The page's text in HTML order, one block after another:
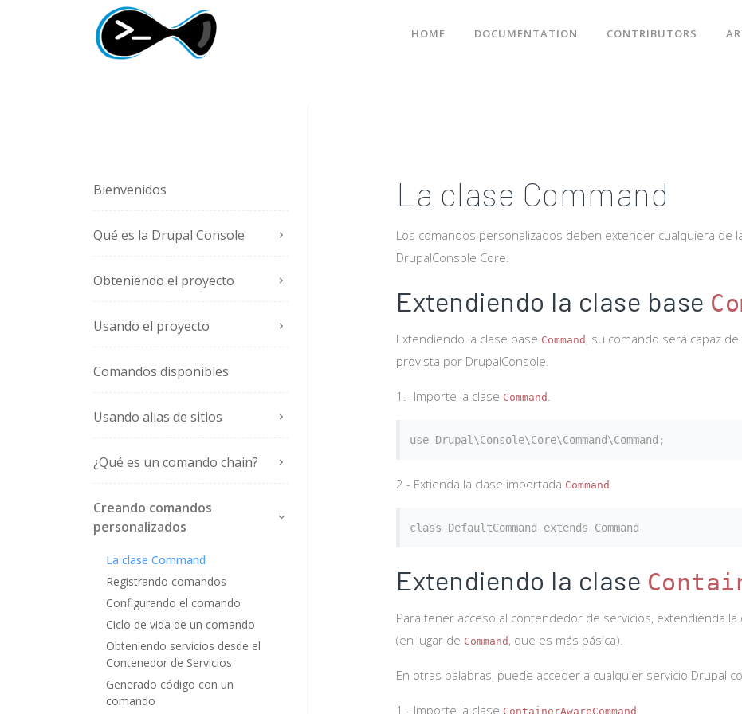
HOME DOCUMENTATION CONTRIBUTORS
Bienvenidos
Qué es la Drupal Console
Obteniendo el proyecto
Usando el proyecto
Comandos disponibles
Usando alias de sitios
¿Qué es un comando chain?
Creando comandos
personalizados
La clase Command
Registrando comandos
Configurando el comando
Ciclo de vida de un comando
Obteniendo servicios desde el
Contenedor de Servicios
Generado código con un
comando
La clase Command
Los comandos personalizados deben extender cualquiera de
DrupalConsole Core.
Extendiendo la clase base
Extendiendo la clase base Command , su comando será capaz
provista por DrupalConsole.
1.- Importe la clase Command
2.- Extienda la clase importada Command
Extendiendo la clase
Para tener acceso al contendedor de servicios, extendienda la
(en lugar de Command , que es más básica).
En otras palabras, puede acceder a cualquier servicio Drupal
1.- Importe la clase ContainerAwareCommand